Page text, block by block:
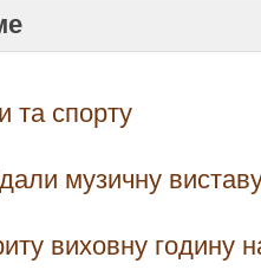
та спорту
музичну
виховну годину